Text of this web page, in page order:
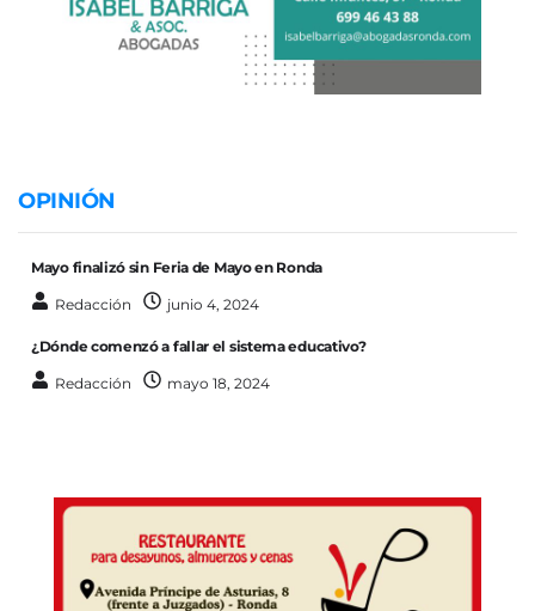
OPINIÓN
Mayo finalizó sin Feria de Mayo en Ronda
Redacción junio 4, 2024
¿Dónde comenzó a fallar el sistema educativo?
Redacción mayo 18, 2024